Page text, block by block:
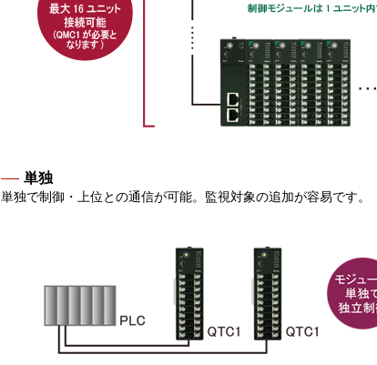
単独
単独で制御・上位との通信が可能。監視対象の追加が容易です。